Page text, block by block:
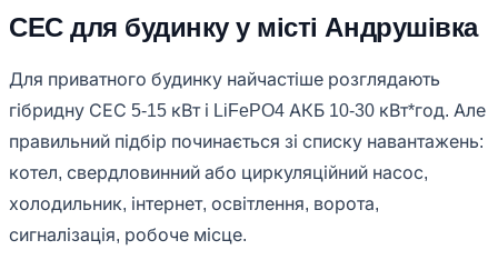
СЕС для будинку у місті Андрушівка
Для приватного будинку найчастіше розглядають
гібридну СЕС 5-15 кВт і LiFePO4 АКБ 10-30 кВт*год. Але
правильний підбір починається зі списку навантажень:
котел, свердловинний або циркуляційний насос,
холодильник, інтернет, освітлення, ворота,
сигналізація, робоче місце.